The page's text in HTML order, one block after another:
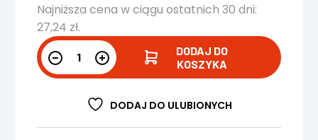
Najniższa cena w ciągu ostatnich 30 dni:
27,24 zł.
DODAJ DO
KOSZYKA
DODAJ DO ULUBIONYCH